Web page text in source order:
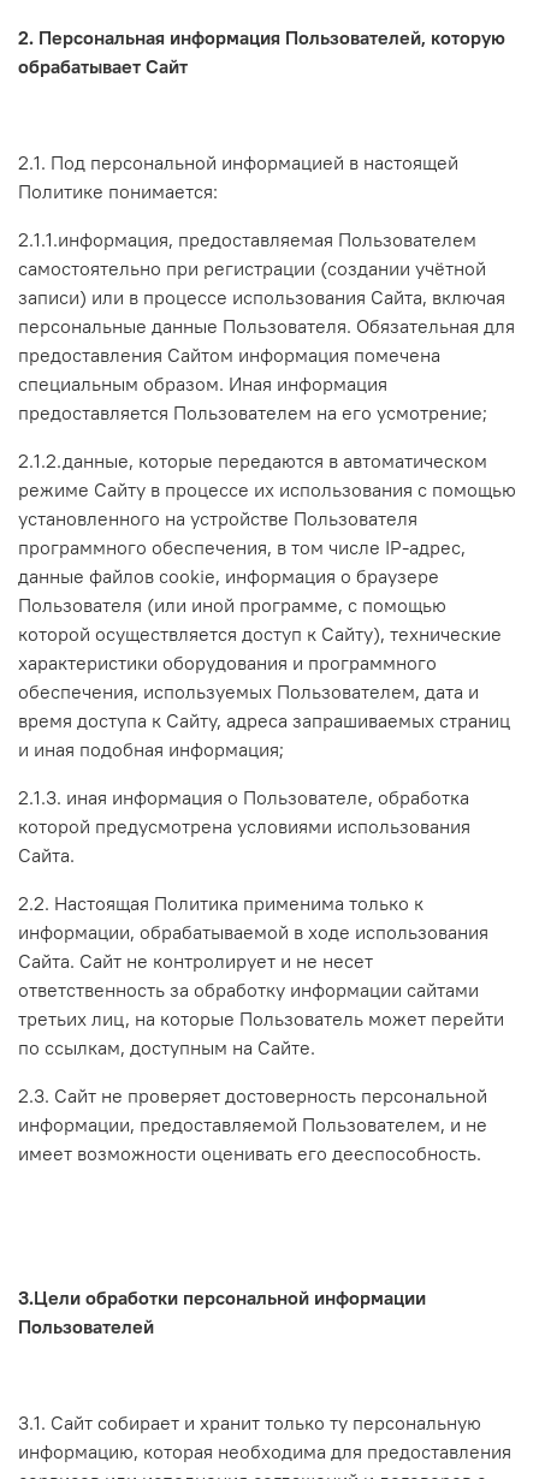
2. Персональная информация Пользователей, которую
обрабатывает Сайт
2.1. Под персональной информацией в настоящей
Политике понимается:
2.1.1.информация, предоставляемая Пользователем
самостоятельно при регистрации (создании учётной
записи) или в процессе использования Сайта, включая
персональные данные Пользователя. Обязательная для
предоставления Сайтом информация помечена
специальным образом. Иная информация
предоставляется Пользователем на его усмотрение;
2.1.2.данные, которые передаются в автоматическом
режиме Сайту в процессе их использования с помощью
установленного на устройстве Пользователя
программного обеспечения, в том числе IP-адрес,
данные файлов cookie, информация о браузере
Пользователя (или иной программе, с помощью
которой осуществляется доступ к Сайту), технические
характеристики оборудования и программного
обеспечения, используемых Пользователем, дата и
время доступа к Сайту, адреса запрашиваемых страниц
и иная подобная информация;
2.1.3. иная информация о Пользователе, обработка
которой предусмотрена условиями использования
Сайта.
2.2. Настоящая Политика применима только к
информации, обрабатываемой в ходе использования
Сайта. Сайт не контролирует и не несет
ответственность за обработку информации сайтами
третьих лиц, на которые Пользователь может перейти
по ссылкам, доступным на Сайте.
2.3. Сайт не проверяет достоверность персональной
информации, предоставляемой Пользователем, и не
имеет возможности оценивать его дееспособность.
3.Цели обработки персональной информации
Пользователей
3.1. Сайт собирает и хранит только ту персональную
информацию, которая необходима для предоставления